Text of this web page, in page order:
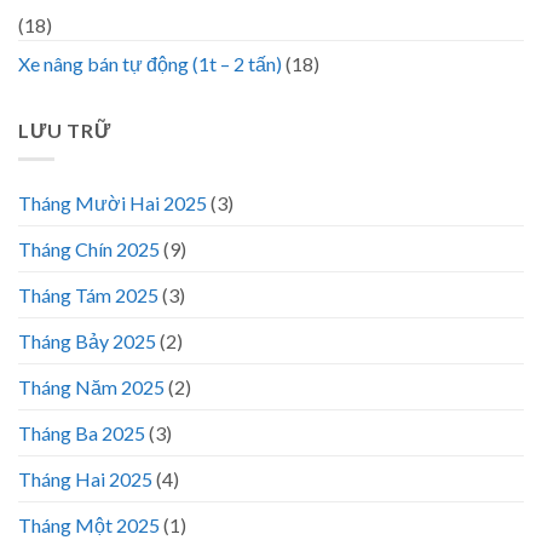
(18)
Xe nâng bán tự động (1t – 2 tấn)(18)
LƯU TRỮ
Tháng Mười Hai 2025(3)
Tháng Chín 2025(9)
Tháng Tám 2025(3)
Tháng Bảy 2025(2)
Tháng Năm 2025(2)
Tháng Ba 2025(3)
Tháng Hai 2025(4)
Tháng Một 2025(1)